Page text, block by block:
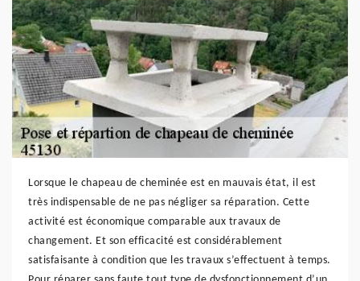
Lorsque le chapeau de cheminée est en mauvais état, il est
très indispensable de ne pas négliger sa réparation. Cette
activité est économique comparable aux travaux de
changement. Et son efficacité est considérablement
satisfaisante à condition que les travaux s’effectuent à temps.